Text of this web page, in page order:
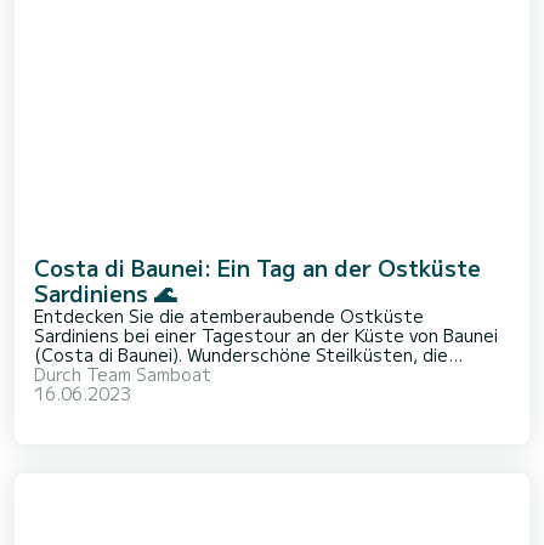
Costa di Baunei: Ein Tag an der Ostküste
Sardiniens 🌊
Entdecken Sie die atemberaubende Ostküste
Sardiniens bei einer Tagestour an der Küste von Baunei
(Costa di Baunei). Wunderschöne Steilküsten, die
senkrecht ins türkisblaue Wasser fallen, kleine Buchten
und Höhlen, die nur per Boot erreichbar sind: Das alles
Durch Team Samboat
16.06.2023